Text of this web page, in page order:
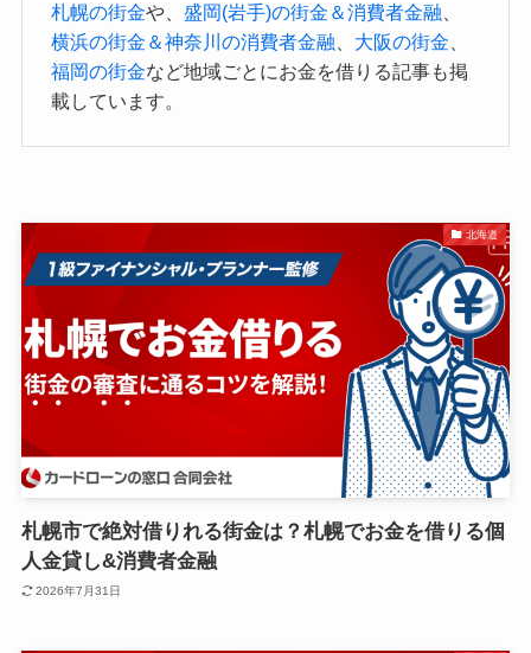
札幌の街金や、 盛岡(岩手)の街金＆消費者金融
横浜の街金＆神奈川の消費者金融
大阪の街金
福岡の街金など地域ごとにお金を借りる記事も掲
載しています。
北海道
札幌市で絶対借りれる街金は？札幌でお金を借りる個
人金貸し&消費者金融
2026年7月31日